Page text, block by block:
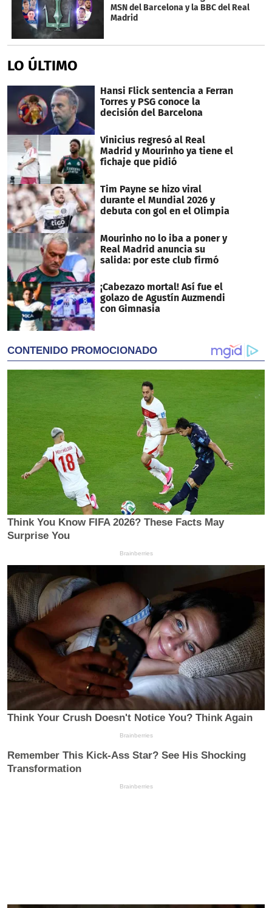
MSN del Barcelona y la BBC del Real
Madrid
LO ÚLTIMO
Hansi Flick sentencia a Ferran
Torres y PSG conoce la
decisión del Barcelona
Vinicius regresó al Real
Madrid y Mourinho ya tiene el
fichaje que pidió
Tim Payne se hizo viral
durante el Mundial 2026 y
debuta con gol en el Olimpia
Mourinho no lo iba a poner y
Real Madrid anuncia su
salida: por este club firmó
¡Cabezazo mortal! Así fue el
golazo de Agustín Auzmendi
con Gimnasia